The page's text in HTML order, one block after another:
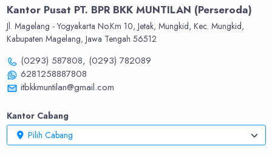
Kantor Pusat PT. BPR BKK MUNTILAN (Perseroda)
Jl. Magelang - Yogyakarta No.Km 10, Jetak, Mungkid, Kec. Mungkid,
Kabupaten Magelang, Jawa Tengah 56512
(0293) 587808, (0293) 782089
6281258887808
itbkkmuntilan@gmail.com
Kantor Cabang
Pilih Cabang